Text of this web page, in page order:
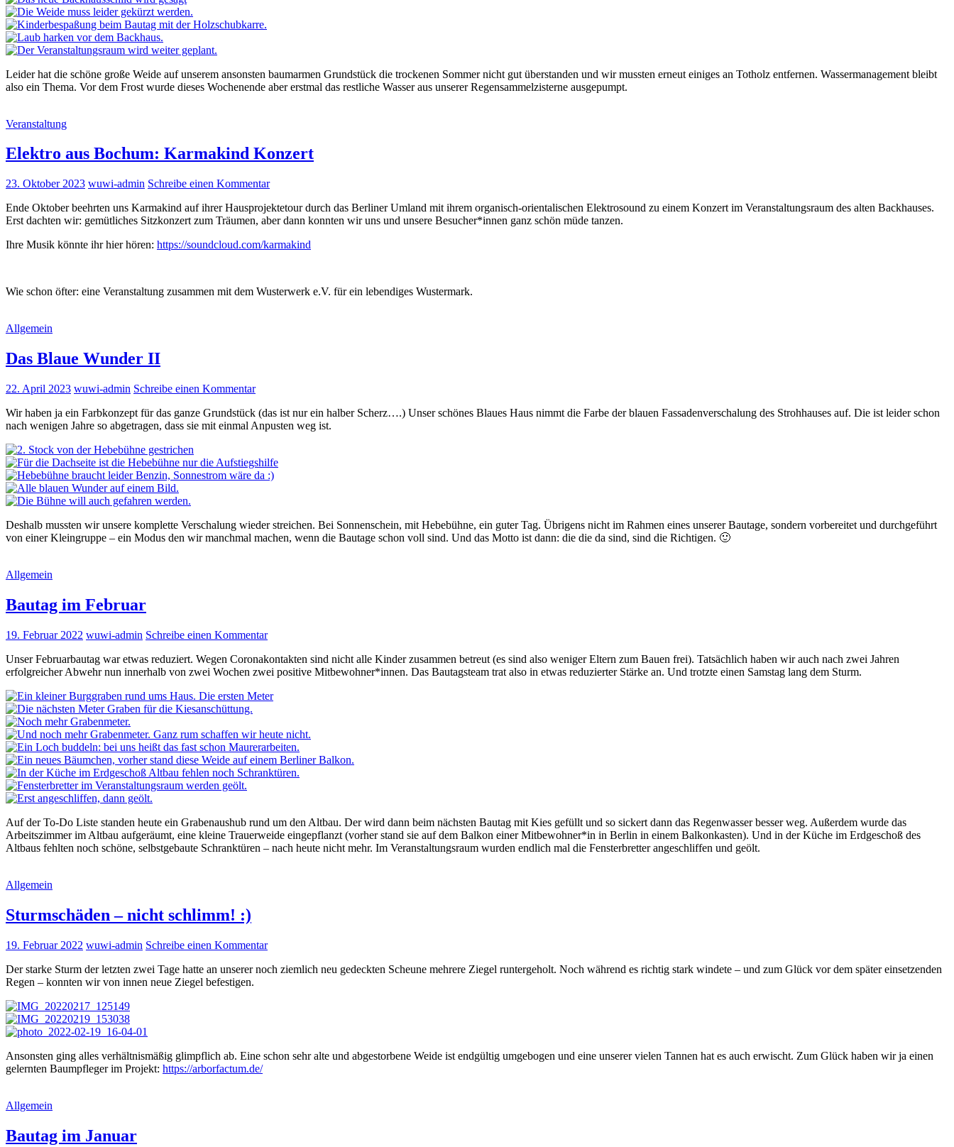
Leider hat die schöne große Weide auf unserem ansonsten baumarmen Grundstück die trockenen Sommer nicht gut überstanden und wir mussten erneut einiges an Totholz entfernen. Wassermanagement bleibt
also ein Thema. Vor dem Frost wurde dieses Wochenende aber erstmal das restliche Wasser aus unserer Regensammelzisterne ausgepumpt.
Veranstaltung
Elektro aus Bochum: Karmakind Konzert
23. Oktober 2023 wuwi-admin Schreibe einen Kommentar
Ende Oktober beehrten uns Karmakind auf ihrer Hausprojektetour durch das Berliner Umland mit ihrem organisch-orientalischen Elektrosound zu einem Konzert im Veranstaltungsraum des alten Backhauses.
Erst dachten wir: gemütliches Sitzkonzert zum Träumen, aber dann konnten wir uns und unsere Besucher*innen ganz schön müde tanzen.
Ihre Musik könnte ihr hier hören: https://soundcloud.com/karmakind
Wie schon öfter: eine Veranstaltung zusammen mit dem Wusterwerk e.V. für ein lebendiges Wustermark.
Allgemein
Das Blaue Wunder II
22. April 2023 wuwi-admin Schreibe einen Kommentar
Wir haben ja ein Farbkonzept für das ganze Grundstück (das ist nur ein halber Scherz….) Unser schönes Blaues Haus nimmt die Farbe der blauen Fassadenverschalung des Strohhauses auf. Die ist leider schon
nach wenigen Jahre so abgetragen, dass sie mit einmal Anpusten weg ist.
Deshalb mussten wir unsere komplette Verschalung wieder streichen. Bei Sonnenschein, mit Hebebühne, ein guter Tag. Übrigens nicht im Rahmen eines unserer Bautage, sondern vorbereitet und durchgeführt
von einer Kleingruppe – ein Modus den wir manchmal machen, wenn die Bautage schon voll sind. Und das Motto ist dann: die die da sind, sind die Richtigen. 🙂
Allgemein
Bautag im Februar
19. Februar 2022 wuwi-admin Schreibe einen Kommentar
Unser Februarbautag war etwas reduziert. Wegen Coronakontakten sind nicht alle Kinder zusammen betreut (es sind also weniger Eltern zum Bauen frei). Tatsächlich haben wir auch nach zwei Jahren
erfolgreicher Abwehr nun innerhalb von zwei Wochen zwei positive Mitbewohner*innen. Das Bautagsteam trat also in etwas reduzierter Stärke an. Und trotzte einen Samstag lang dem Sturm.
Auf der To-Do Liste standen heute ein Grabenaushub rund um den Altbau. Der wird dann beim nächsten Bautag mit Kies gefüllt und so sickert dann das Regenwasser besser weg. Außerdem wurde das
Arbeitszimmer im Altbau aufgeräumt, eine kleine Trauerweide eingepflanzt (vorher stand sie auf dem Balkon einer Mitbewohner*in in Berlin in einem Balkonkasten). Und in der Küche im Erdgeschoß des
Altbaus fehlten noch schöne, selbstgebaute Schranktüren – nach heute nicht mehr. Im Veranstaltungsraum wurden endlich mal die Fensterbretter angeschliffen und geölt.
Allgemein
Sturmschäden – nicht schlimm! :)
19. Februar 2022 wuwi-admin Schreibe einen Kommentar
Der starke Sturm der letzten zwei Tage hatte an unserer noch ziemlich neu gedeckten Scheune mehrere Ziegel runtergeholt. Noch während es richtig stark windete – und zum Glück vor dem später einsetzenden
Regen – konnten wir von innen neue Ziegel befestigen.
Ansonsten ging alles verhältnismäßig glimpflich ab. Eine schon sehr alte und abgestorbene Weide ist endgültig umgebogen und eine unserer vielen Tannen hat es auch erwischt. Zum Glück haben wir ja einen
gelernten Baumpfleger im Projekt: https://arborfactum.de/
Allgemein
Bautag im Januar